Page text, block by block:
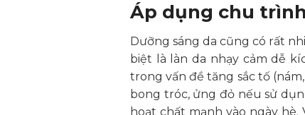
Áp dụng chu
Dưỡng sáng da cũng có rất
biệt là làn da nhạy cảm dễ
trong vấn đề tăng sắc tố
bong tróc, ửng đỏ nếu sử
hoạt chất mạnh vào ngày